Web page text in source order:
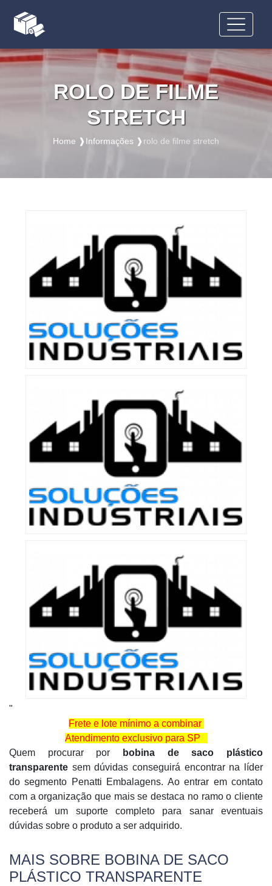
ROLO DE FILME
STRETCH
Home ❱ Informações ❱ rolo de filme stretch
"
Frete e lote mínimo a combinar
Atendimento exclusivo para SP
Quem procurar por
bobina de saco plástico
transparente sem dúvidas conseguirá encontrar na líder
do segmento Penatti Embalagens. Ao entrar em contato
com a organização que mais se destaca no ramo o cliente
receberá um suporte completo para sanar eventuais
dúvidas sobre o produto a ser adquirido.
MAIS SOBRE BOBINA DE SACO
PLÁSTICO TRANSPARENTE